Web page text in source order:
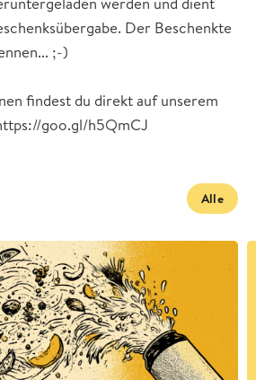
Der Beschenkte
;-)
findest du direkt auf unserem
goo.gl/h5QmCJ
Alle